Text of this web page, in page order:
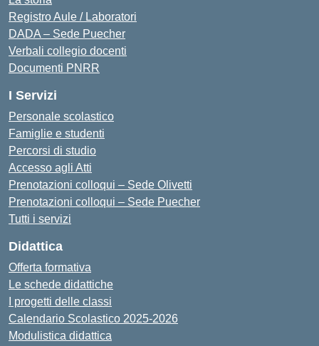
Registro Aule / Laboratori
DADA – Sede Puecher
Verbali collegio docenti
Documenti PNRR
I Servizi
Personale scolastico
Famiglie e studenti
Percorsi di studio
Accesso agli Atti
Prenotazioni colloqui – Sede Olivetti
Prenotazioni colloqui – Sede Puecher
Tutti i servizi
Didattica
Offerta formativa
Le schede didattiche
I progetti delle classi
Calendario Scolastico 2025-2026
Modulistica didattica